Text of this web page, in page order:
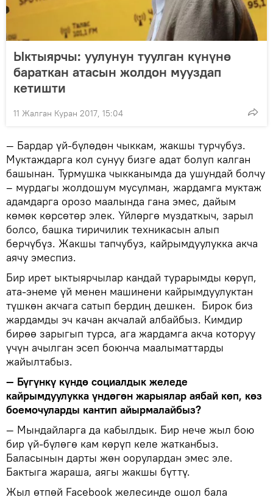
Ыктыярчы: уулунун туулган күнүнө
бараткан атасын жолдон мууздап
кетишти
11 Жалган Куран 2017, 15:04
— Бардар үй-бүлөдөн чыккам, жакшы турчубуз.
Муктаждарга кол сунуу бизге адат болуп калган
башынан. Турмушка чыкканымда да ушундай болчу
– мурдагы жолдошум мусулман, жардамга муктаж
адамдарга орозо маалында гана эмес, дайым
көмөк көрсөтөр элек. Үйлөргө муздаткыч, зарыл
болсо, башка тиричилик техникасын алып
берчүбүз. Жакшы тапчубуз, кайрымдуулукка акча
аячу эмеспиз.
Бир ирет ыктыярчылар кандай турарымды көрүп,
ата-энеме үй менен машинени кайрымдуулуктан
түшкөн акчага сатып бердиң дешкен. Бирок биз
жардамды эч качан акчалай албайбыз. Кимдир
бирөө зарыгып турса, ага жардамга акча которуу
үчүн ачылган эсеп боюнча маалыматтарды
жайылтабыз.
— Бүгүнкү күндө социалдык желеде
кайрымдуулукка үндөгөн жарыялар аябай көп, көз
боемочуларды кантип айырмалайбыз?
— Мындайларга да кабылдык. Бир нече жыл бою
бир үй-бүлөгө кам көрүп келе жатканбыз.
Баласынын дарты жөн оорулардан эмес эле.
Бактыга жараша, аягы жакшы бүттү.
Жыл өтпөй Facebook желесинде ошол бала